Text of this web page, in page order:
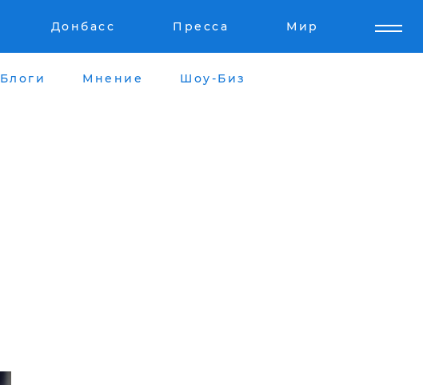
Донбасс Пресса Мир
Блоги Мнение Шоу-Биз